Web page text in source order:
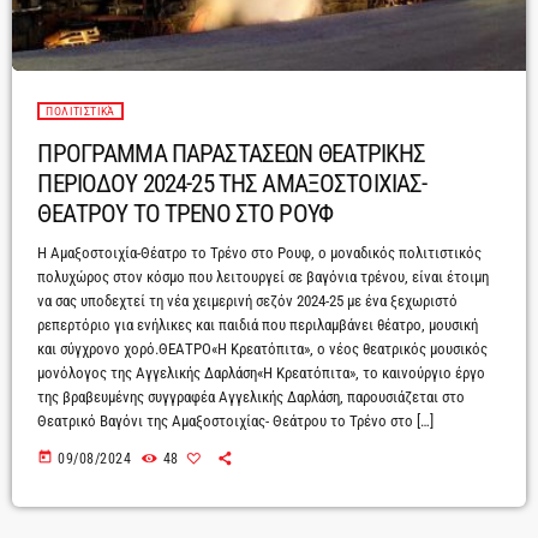
ΠΟΛΙΤΙΣΤΙΚΆ
ΠΡΟΓΡΑΜΜΑ ΠΑΡΑΣΤΑΣΕΩΝ ΘΕΑΤΡΙΚΗΣ
ΠΕΡΙΟΔΟΥ 2024-25 ΤΗΣ ΑΜΑΞΟΣΤΟΙΧΙΑΣ-
ΘΕΑΤΡΟΥ ΤΟ ΤΡΕΝΟ ΣΤΟ ΡΟΥΦ
Η Αμαξοστοιχία-Θέατρο το Τρένο στο Ρουφ, ο μοναδικός πολιτιστικός
πολυχώρος στον κόσμο που λειτουργεί σε βαγόνια τρένου, είναι έτοιμη
να σας υποδεχτεί τη νέα χειμερινή σεζόν 2024-25 με ένα ξεχωριστό
ρεπερτόριο για ενήλικες και παιδιά που περιλαμβάνει θέατρο, μουσική
και σύγχρονο χορό.ΘΕΑΤΡΟ«Η Κρεατόπιτα», ο νέος θεατρικός μουσικός
μονόλογος της Αγγελικής Δαρλάση«Η Κρεατόπιτα», το καινούργιο έργο
της βραβευμένης συγγραφέα Αγγελικής Δαρλάση, παρουσιάζεται στο
Θεατρικό Βαγόνι της Αμαξοστοιχίας- Θεάτρου το Τρένο στο […]
today 09/08/2024 48